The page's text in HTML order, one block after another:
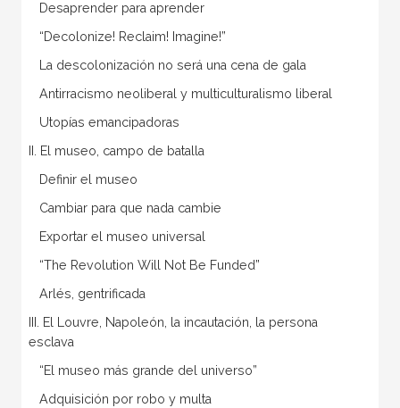
Desaprender para aprender
“Decolonize! Reclaim! Imagine!”
La descolonización no será una cena de gala
Antirracismo neoliberal y multiculturalismo liberal
Utopías emancipadoras
II. El museo, campo de batalla
Definir el museo
Cambiar para que nada cambie
Exportar el museo universal
“The Revolution Will Not Be Funded”
Arlés, gentrificada
III. El Louvre, Napoleón, la incautación, la persona
esclava
“El museo más grande del universo”
Adquisición por robo y multa